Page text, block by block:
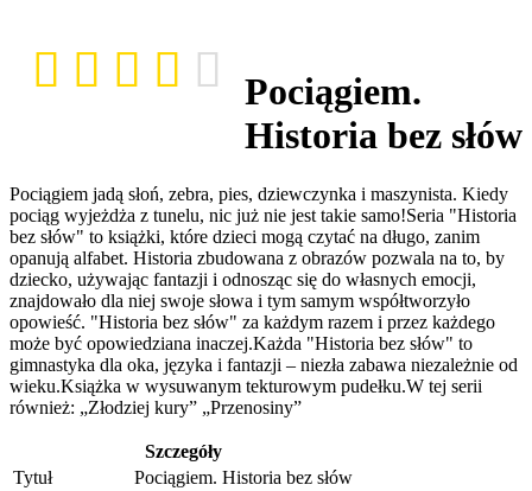
Pociągiem.
Historia bez słów
Pociągiem jadą słoń, zebra, pies, dziewczynka i maszynista. Kiedy
pociąg wyjeżdża z tunelu, nic już nie jest takie samo!Seria "Historia
bez słów" to książki, które dzieci mogą czytać na długo, zanim
opanują alfabet. Historia zbudowana z obrazów pozwala na to, by
dziecko, używając fantazji i odnosząc się do własnych emocji,
znajdowało dla niej swoje słowa i tym samym współtworzyło
opowieść. "Historia bez słów" za każdym razem i przez każdego
może być opowiedziana inaczej.Każda "Historia bez słów" to
gimnastyka dla oka, języka i fantazji – niezła zabawa niezależnie od
wieku.Książka w wysuwanym tekturowym pudełku.W tej serii
również: „Złodziej kury” „Przenosiny”
Szczegóły
Tytuł
Pociągiem. Historia bez słów